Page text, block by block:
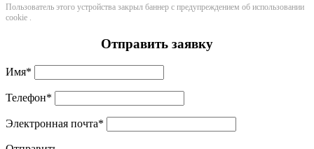
Пользователь этого устройства закрыл баннер с предупреждением об использовании
cookie .
Отправить заявку
Имя*
Телефон*
Электронная почта*